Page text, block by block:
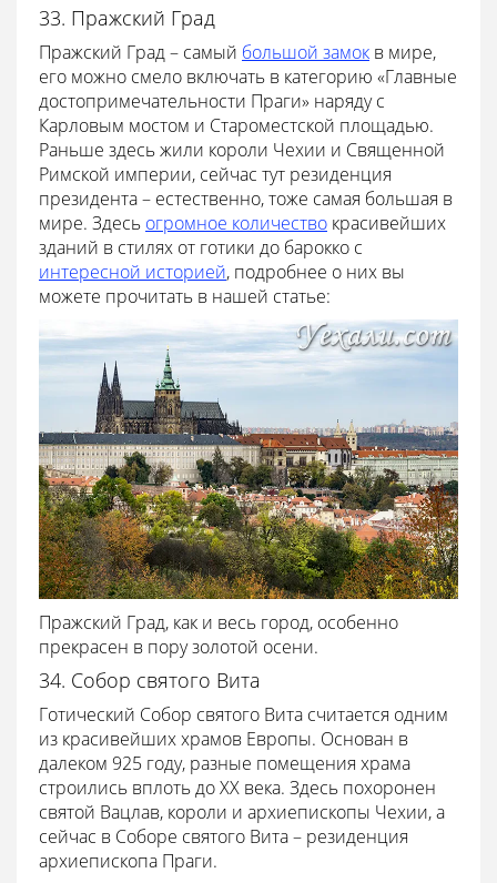
33. Пражский Град
Пражский Град – самый большой замок в мире,
его можно смело включать в категорию «Главные
достопримечательности Праги» наряду с
Карловым мостом и Староместской площадью.
Раньше здесь жили короли Чехии и Священной
Римской империи, сейчас тут резиденция
президента – естественно, тоже самая большая в
мире. Здесь огромное количество красивейших
зданий в стилях от готики до барокко с
интересной историей, подробнее о них вы
можете прочитать в нашей статье:
Пражский Град, как и весь город, особенно
прекрасен в пору золотой осени.
34. Собор святого Вита
Готический Собор святого Вита считается одним
из красивейших храмов Европы. Основан в
далеком 925 году, разные помещения храма
строились вплоть до XX века. Здесь похоронен
святой Вацлав, короли и архиепископы Чехии, а
сейчас в Соборе святого Вита – резиденция
архиепископа Праги.